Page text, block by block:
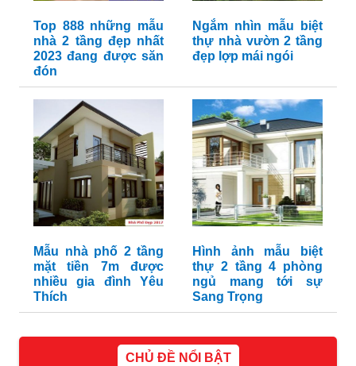
Top 888 những mẫu
nhà 2 tầng đẹp nhất
2023 đang được săn
đón
Ngắm nhìn mẫu biệt
thự nhà vườn 2 tầng
đẹp lợp mái ngói
Mẫu nhà phố 2 tầng
mặt tiền 7m được
nhiều gia đình Yêu
Thích
Hình ảnh mẫu biệt
thự 2 tầng 4 phòng
ngủ mang tới sự
Sang Trọng
CHỦ ĐỀ NỔI BẬT